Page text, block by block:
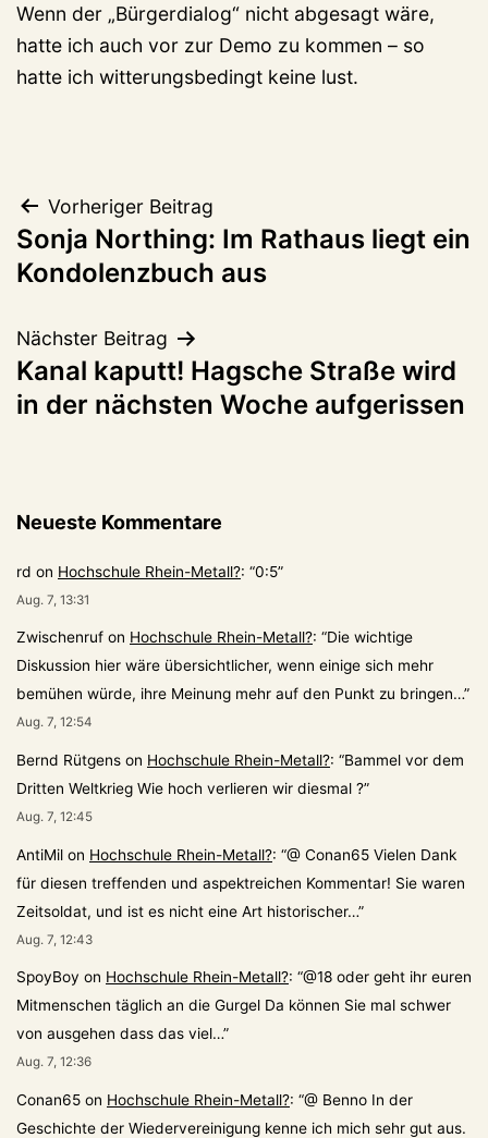
Wenn der „Bürgerdialog“ nicht abgesagt wäre,
hatte ich auch vor zur Demo zu kommen – so
hatte ich witterungsbedingt keine lust.
Beitragsnavigation
Vorheriger Beitrag
Sonja Northing: Im Rathaus liegt ein
Kondolenzbuch aus
Nächster Beitrag
Kanal kaputt! Hagsche Straße wird
in der nächsten Woche aufgerissen
Neueste Kommentare
rd on Hochschule Rhein-Metall?: “0:5”
Aug. 7, 13:31
Zwischenruf on Hochschule Rhein-Metall?: “Die wichtige
Diskussion hier wäre übersichtlicher, wenn einige sich mehr
bemühen würde, ihre Meinung mehr auf den Punkt zu bringen…”
Aug. 7, 12:54
Bernd Rütgens on Hochschule Rhein-Metall?: “Bammel vor dem
Dritten Weltkrieg Wie hoch verlieren wir diesmal ?”
Aug. 7, 12:45
AntiMil on Hochschule Rhein-Metall?: “@ Conan65 Vielen Dank
für diesen treffenden und aspektreichen Kommentar! Sie waren
Zeitsoldat, und ist es nicht eine Art historischer…”
Aug. 7, 12:43
SpoyBoy on Hochschule Rhein-Metall?: “@18 oder geht ihr euren
Mitmenschen täglich an die Gurgel Da können Sie mal schwer
von ausgehen dass das viel…”
Aug. 7, 12:36
Conan65 on Hochschule Rhein-Metall?: “@ Benno In der
Geschichte der Wiedervereinigung kenne ich mich sehr gut aus.